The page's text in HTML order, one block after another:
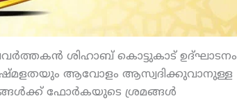
ശിഹാബ് കൊട്ടുകാട് ഉദ്ഘാടനം
ആവോളം ആസ്വദിക്കുവാനുള്ള
ഫോര്‍കയുടെ ശ്രമങ്ങള്‍